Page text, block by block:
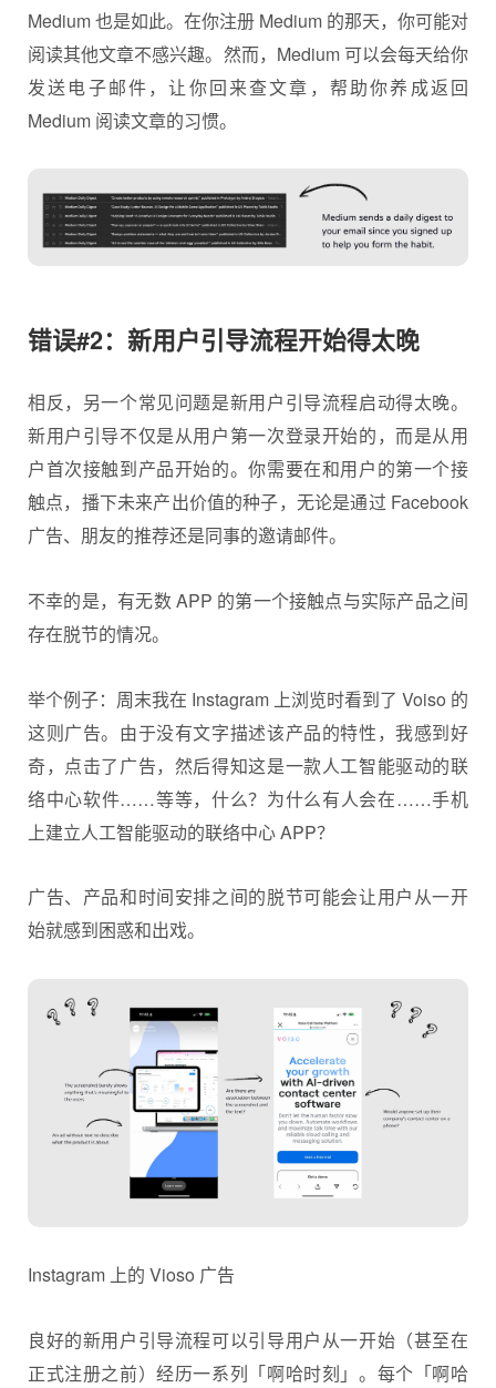
Medium 也是如此。在你注册 Medium 的那天，你可能对
阅读其他文章不感兴趣。然而，Medium 可以会每天给你
发送电子邮件，让你回来查文章，帮助你养成返回
Medium 阅读文章的习惯。
错误#2：新用户引导流程开始得太晚
相反，另一个常见问题是新用户引导流程启动得太晚。
新用户引导不仅是从用户第一次登录开始的，而是从用
户首次接触到产品开始的。你需要在和用户的第一个接
触点，播下未来产出价值的种子，无论是通过 Facebook
广告、朋友的推荐还是同事的邀请邮件。
不幸的是，有无数 APP 的第一个接触点与实际产品之间
存在脱节的情况。
举个例子：周末我在 Instagram 上浏览时看到了 Voiso 的
这则广告。由于没有文字描述该产品的特性，我感到好
奇，点击了广告，然后得知这是一款人工智能驱动的联
络中心软件……等等，什么？为什么有人会在……手机
上建立人工智能驱动的联络中心 APP？
广告、产品和时间安排之间的脱节可能会让用户从一开
始就感到困惑和出戏。
Instagram 上的 Vioso 广告
良好的新用户引导流程可以引导用户从一开始（甚至在
正式注册之前）经历一系列「啊哈时刻」。每个「啊哈